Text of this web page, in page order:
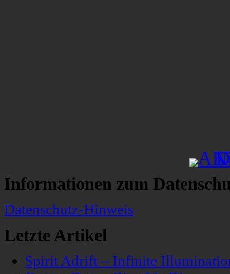
Informationen zum
Datenschutz-Hinweis
Letzte Artikel
Spirit Adrift – Infinite